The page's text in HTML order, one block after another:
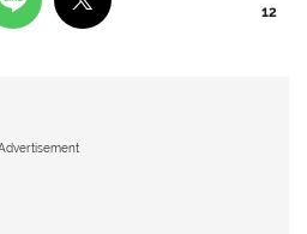
12